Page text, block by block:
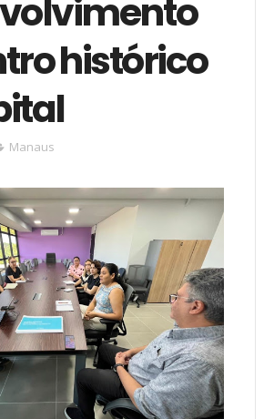
histórico
Manaus